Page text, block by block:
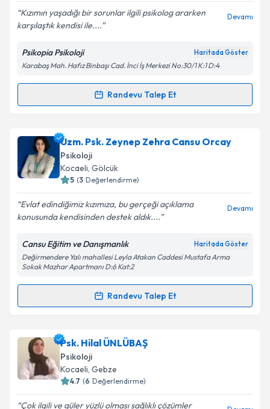
Kişisel verilerimin işlenmesine ilişkin
Aydınlatma
Metni'ni okudum ve kişisel verilerimin belirtilen
kapsamda işlenmesini kabul ediyorum.
Kızımın yaşadığı bir sorunlar ilgili psikolog ararken
karşılaştık kendisi ile....
Devamı
Psikopia Psikoloji Haritada Göster
Karabaş Mah. Hafız Binbaşı Cad. İnci İş Merkezi No:30/1 K:1 D:4
Randevu Talep Et
Randevu Takvimi Talebi
Psk. Selin Küçükiçin randevu takvimi talebi oluşturun.
Size bu uzmandan randevu almanız için bir takvim
hazırlandığında e-posta ile bilgilendireceğiz.
Kişisel verilerimin işlenmesine ilişkin
Aydınlatma
Metni'ni okudum ve kişisel verilerimin belirtilen
kapsamda işlenmesini kabul ediyorum.
Takvim Talebini Gönder
Uzm. Psk. Zeynep Zehra Cansu Orcay
Psikoloji
Kocaeli, Gölcük
5 (3 Değerlendirme)
Evlat edindiğimiz kızımıza, bu gerçeği açıklama
konusunda kendisinden destek aldık....
Devamı
Cansu Eğitim ve Danışmanlık Haritada Göster
Değirmendere Yalı mahallesi Leyla Atakan Caddesi Mustafa Arma
Sokak Mazhar Apartmanı D:6 Kat:2
Randevu Talep Et
Randevu Takvimi Talebi
Uzm. Psk. Zeynep Zehra Cansu Orcay
takvimi talebi oluşturun. Size bu uzmandan randevu
almanız için bir takvim hazırlandığında e-posta ile
bilgilendireceğiz.
E-posta Adresiniz
Psk. Hilal ÜNLÜBAŞ
Psikoloji
Kocaeli, Gebze
4.7 (6 Değerlendirme)
Çok ilgili ve güler yüzlü olması sağlıklı çözümler